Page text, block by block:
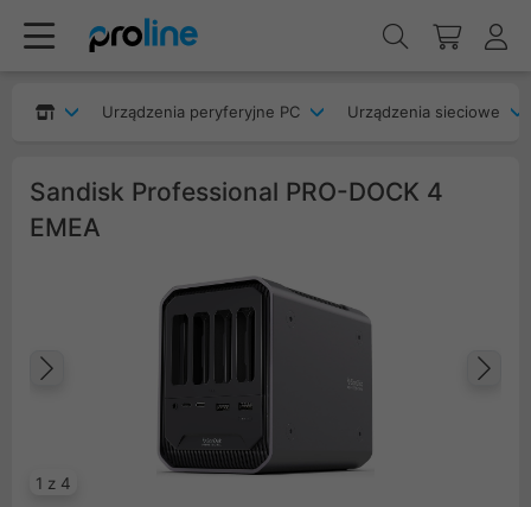
Urządzenia peryferyjne PC Urządzenia sieciowe
Sandisk Professional PRO-DOCK 4
EMEA
1 z 4
Poprzedni